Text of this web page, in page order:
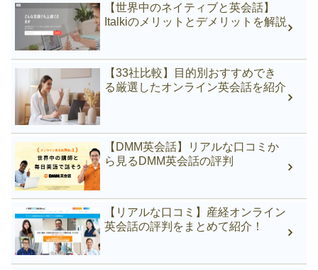
【世界中のネイティブと英会話】
Italkiのメリットとデメリットを解説
【33社比較】目的別おすすめでき
る厳選したオンライン英会話を紹介
【DMM英会話】リアルな口コミか
ら見るDMM英会話の評判
【リアルな口コミ】産経オンライン
英会話の評判をまとめて紹介！